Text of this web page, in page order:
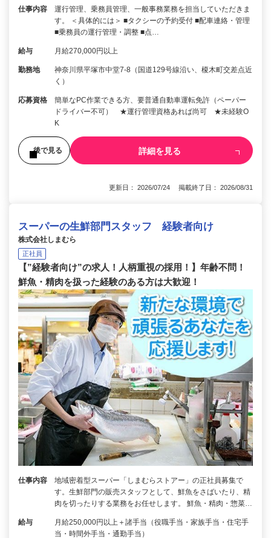
仕事内容
運行管理、乗務員管理、一般事務業務を担当していただきま
す。 ＜具体的には＞ ■タクシーの予約受付 ■配車連絡・管理
■乗務員の運行管理・調整 ■点…
給与 月給270,000円以上
勤務地
神奈川県平塚市中堂7-8（国道129号線沿い、榎木町交差点近
く）
応募資格
簡単なPC作業できる方、要普通自動車運転免許（ペーパー
ドライバー不可） ★運行管理資格あれば尚可 ★未経験O
K
後で見る 詳細を見る
更新日： 2026/07/24 掲載終了日： 2026/08/31
スーパーの生鮮部門スタッフ 経験者向け
株式会社しまむら
正社員
【”経験者向け”の求人！人柄重視の採用！】年齢不問！
鮮魚・精肉を扱った経験のある方は大歓迎！
仕事内容
地域密着型スーパー「しまむらストアー」の正社員募集で
す。生鮮部門の販売スタッフとして、鮮魚をさばいたり、精
肉を切ったりする業務をお任せします。 鮮魚・精肉・惣菜…
給与
月給250,000円以上＋諸手当（役職手当・家族手当・住宅手
当・時間外手当・通勤手当）